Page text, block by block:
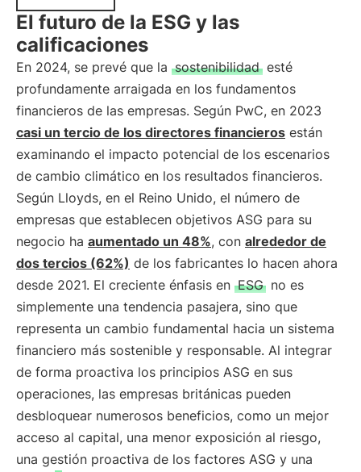
El futuro de la ESG y las
calificaciones
En 2024, se prevé que la sostenibilidad esté
profundamente arraigada en los fundamentos
financieros de las empresas. Según PwC, en 2023
casi un tercio de los directores financieros están
examinando el impacto potencial de los escenarios
de cambio climático en los resultados financieros.
Según Lloyds, en el Reino Unido, el número de
empresas que establecen objetivos ASG para su
negocio ha aumentado un 48%, con alrededor de
dos tercios (62%) de los fabricantes lo hacen ahora
desde 2021. El creciente énfasis en ESG no es
simplemente una tendencia pasajera, sino que
representa un cambio fundamental hacia un sistema
financiero más sostenible y responsable. Al integrar
de forma proactiva los principios ASG en sus
operaciones, las empresas británicas pueden
desbloquear numerosos beneficios, como un mejor
acceso al capital, una menor exposición al riesgo,
una gestión proactiva de los factores ASG y una